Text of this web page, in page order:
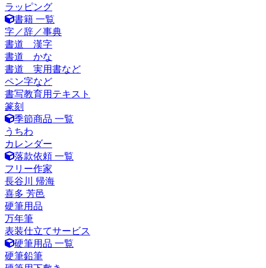
ラッピング
書籍 一覧
字／辞／事典
書道 漢字
書道 かな
書道 実用書など
ペン字など
書写教育用テキスト
篆刻
季節商品 一覧
うちわ
カレンダー
落款依頼 一覧
フリー作家
長谷川 帰海
喜多 芳邑
硬筆用品
万年筆
表装仕立てサービス
硬筆用品 一覧
硬筆鉛筆